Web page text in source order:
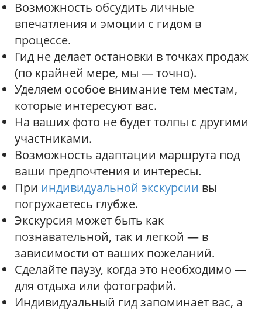
Возможность обсудить личные
впечатления и эмоции с гидом в
процессе.
Гид не делает остановки в точках продаж
(по крайней мере, мы — точно).
Уделяем особое внимание тем местам,
которые интересуют вас.
На ваших фото не будет толпы с другими
участниками.
Возможность адаптации маршрута под
ваши предпочтения и интересы.
При индивидуальной экскурсии вы
погружаетесь глубже.
Экскурсия может быть как
познавательной, так и легкой — в
зависимости от ваших пожеланий.
Сделайте паузу, когда это необходимо —
для отдыха или фотографий.
Индивидуальный гид запоминает вас, а